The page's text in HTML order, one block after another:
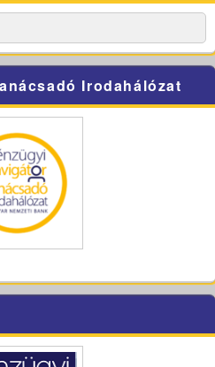
Irodahálózat